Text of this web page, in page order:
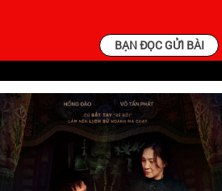
BẠN ĐỌC GỬI BÀI